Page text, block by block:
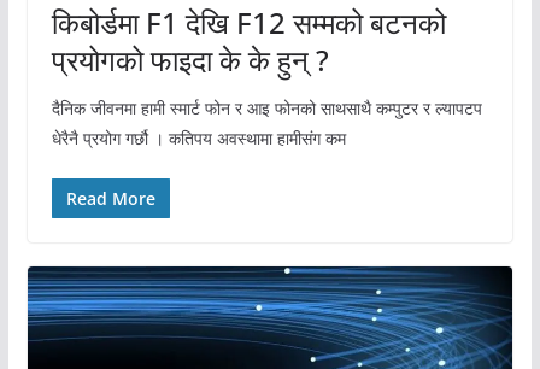
किबोर्डमा F1 देखि F12 सम्मको बटनको
प्रयोगको फाइदा के के हुन् ?
दैनिक जीवनमा हामी स्मार्ट फोन र आइ फोनको साथसाथै कम्पुटर र ल्यापटप
धेरैनै प्रयोग गर्छौ । कतिपय अवस्थामा हामीसंग कम
Read More